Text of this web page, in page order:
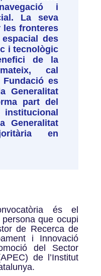
i
La seva
les fronteres
des
i tecnològic
de la
cal
es
Generalitat
part del
Generalitat
en
és el
que ocupi
de Recerca de
i Innovació
del Sector
de l’Institut